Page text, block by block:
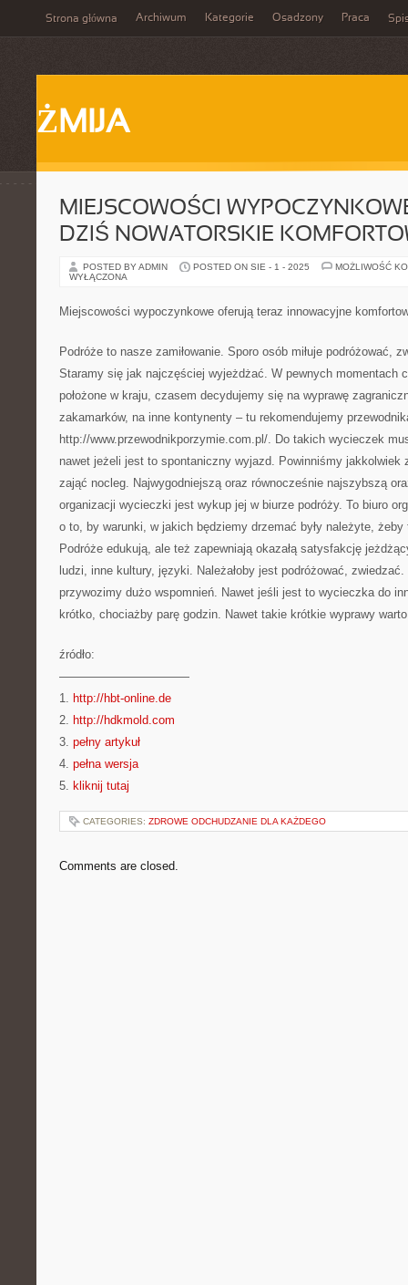
Strona główna Archiwum Kategorie Osadzony Praca
ŻMIJA
MIEJSCOWOŚCI
DZIŚ NOWATORSKIE
POSTED BY ADMIN POSTED ON SIE - 1 - 2025
MOŻLIWOŚĆ
WYŁĄCZONA
Miejscowości wypoczynkowe oferują teraz innowacyjne
Podróże to nasze zamiłowanie. Sporo osób miłuje podróżować,
Staramy się jak najczęściej wyjeżdżać. W pewnych momentach
położone w kraju, czasem decydujemy się na wyprawę
zakamarków, na inne kontynenty – tu rekomendujemy
http://www.przewodnikporzymie.com.pl/. Do takich wycieczek
nawet jeżeli jest to spontaniczny wyjazd. Powinniśmy jakkolwiek
zająć nocleg. Najwygodniejszą oraz równocześnie najszybszą
organizacji wycieczki jest wykup jej w biurze podróży. To biuro
o to, by warunki, w jakich będziemy drzemać były należyte,
Podróże edukują, ale też zapewniają okazałą satysfakcję
ludzi, inne kultury, języki. Należałoby jest podróżować,
przywozimy dużo wspomnień. Nawet jeśli jest to wycieczka do
krótko, chociażby parę godzin. Nawet takie krótkie wyprawy
źródło:
———————————
1. http://hbt-online.de
2. http://hdkmold.com
3. pełny artykuł
4. pełna wersja
5. kliknij tutaj
CATEGORIES: ZDROWE ODCHUDZANIE DLA KAŻDEGO
Comments are closed.